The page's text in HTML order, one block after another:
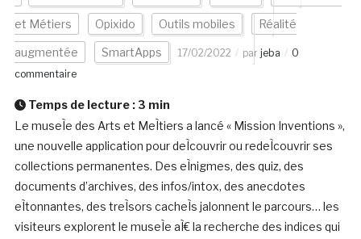
et Métiers Opixido Outils mobiles Réalité
augmentée SmartApps 17/02/2022 par jeba
0
commentaire
Temps de lecture : 3 min
Le museÌe des Arts et MeÌtiers a lancé « Mission Inventions »,
une nouvelle application pour deÌcouvrir ou redeÌcouvrir ses
collections permanentes. Des eÌnigmes, des quiz, des
documents d’archives, des infos/intox, des anecdotes
eÌtonnantes, des treÌsors cacheÌs jalonnent le parcours… les
visiteurs explorent le museÌe aÌ€ la recherche des indices qui